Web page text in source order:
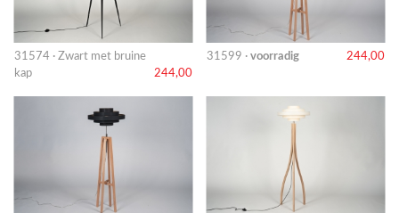
31574 · Zwart met bruine
kap
244,00
31599 · voorradig 244,00